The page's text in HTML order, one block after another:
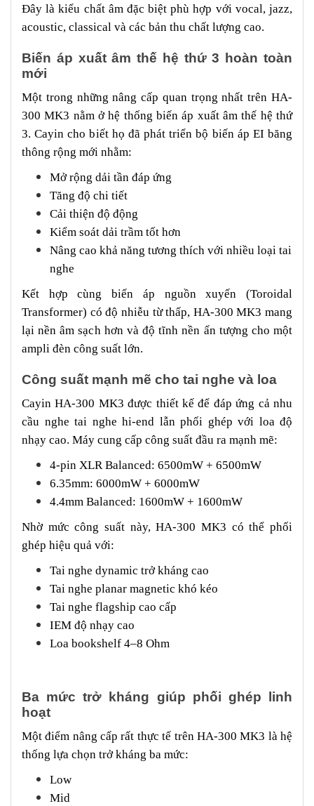
Đây là kiểu chất âm đặc biệt phù hợp với vocal, jazz,
acoustic, classical và các bản thu chất lượng cao.
Biến áp xuất âm thế hệ thứ 3 hoàn toàn
mới
Một trong những nâng cấp quan trọng nhất trên HA-
300 MK3 nằm ở hệ thống biến áp xuất âm thế hệ thứ
3. Cayin cho biết họ đã phát triển bộ biến áp EI băng
thông rộng mới nhằm:
Mở rộng dải tần đáp ứng
Tăng độ chi tiết
Cải thiện độ động
Kiểm soát dải trầm tốt hơn
Nâng cao khả năng tương thích với nhiều loại tai
nghe
Kết hợp cùng biến áp nguồn xuyến (Toroidal
Transformer) có độ nhiễu từ thấp, HA-300 MK3 mang
lại nền âm sạch hơn và độ tĩnh nền ấn tượng cho một
ampli đèn công suất lớn.
Công suất mạnh mẽ cho tai nghe và loa
Cayin HA-300 MK3 được thiết kế để đáp ứng cả nhu
cầu nghe tai nghe hi-end lẫn phối ghép với loa độ
nhạy cao. Máy cung cấp công suất đầu ra mạnh mẽ:
4-pin XLR Balanced: 6500mW + 6500mW
6.35mm: 6000mW + 6000mW
4.4mm Balanced: 1600mW + 1600mW
Nhờ mức công suất này, HA-300 MK3 có thể phối
ghép hiệu quả với:
Tai nghe dynamic trở kháng cao
Tai nghe planar magnetic khó kéo
Tai nghe flagship cao cấp
IEM độ nhạy cao
Loa bookshelf 4–8 Ohm
Ba mức trở kháng giúp phối ghép linh
hoạt
Một điểm nâng cấp rất thực tế trên HA-300 MK3 là hệ
thống lựa chọn trở kháng ba mức:
Low
Mid